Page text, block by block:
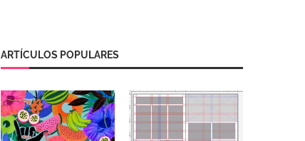
ARTÍCULOS POPULARES